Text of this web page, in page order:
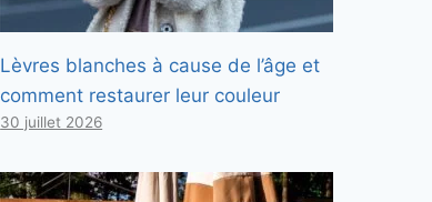
Lèvres blanches à cause de l’âge et
comment restaurer leur couleur
30 juillet 2026